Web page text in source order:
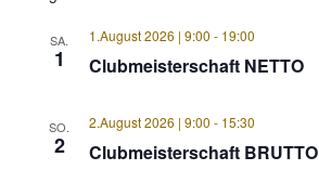
SA.
1 Clubmeisterschaft NETTO
1.August 2026 | 9:00 - 19:00
SO.
2 Clubmeisterschaft BRUTTO
2.August 2026 | 9:00 - 15:30